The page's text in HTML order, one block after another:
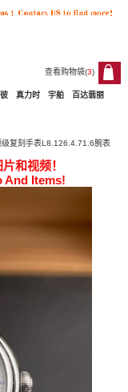
查看购物袋(3)
3
真力时 宇舶
百达翡丽
复刻手表L8.126.4.71.6腕表
和视频！
And Items!